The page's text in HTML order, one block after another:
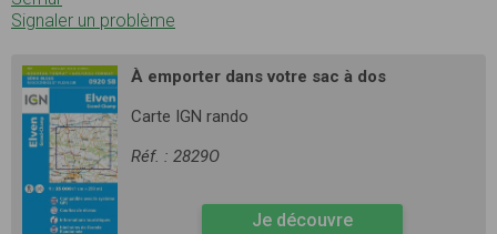
Signaler un problème
À emporter dans votre sac à dos
Carte IGN rando
Réf. : 2829O
Je découvre